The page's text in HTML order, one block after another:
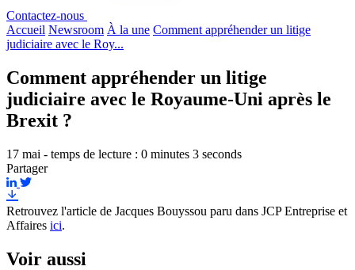
Contactez-nous
Accueil Newsroom À la une Comment appréhender un litige
judiciaire avec le Roy...
Comment appréhender un litige
judiciaire avec le Royaume-Uni après le
Brexit ?
17 mai - temps de lecture : 0 minutes 3 seconds
Partager
Retrouvez l'article de Jacques Bouyssou paru dans JCP Entreprise et
Affaires ici.
Voir aussi